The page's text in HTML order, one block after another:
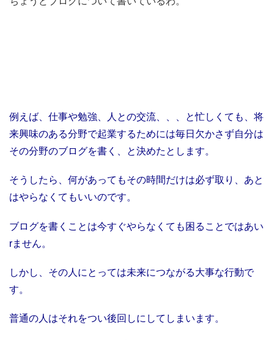
例えば、仕事や勉強、人との交流、、、と忙しくても、将
来興味のある分野で起業するためには毎日欠かさず自分は
その分野のブログを書く、と決めたとします。
そうしたら、何があってもその時間だけは必ず取り、あと
はやらなくてもいいのです。
ブログを書くことは今すぐやらなくても困ることではあい
rません。
しかし、その人にとっては未来につながる大事な行動で
す。
普通の人はそれをつい後回しにしてしまいます。